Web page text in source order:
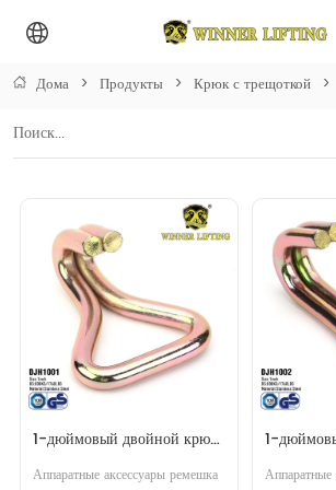
Дома > Продукты > Крюк с трещоткой >
1-дюймовый двойной крюк
J
Аппаратные аксессуары ремешка
1-
J
Аппаратные